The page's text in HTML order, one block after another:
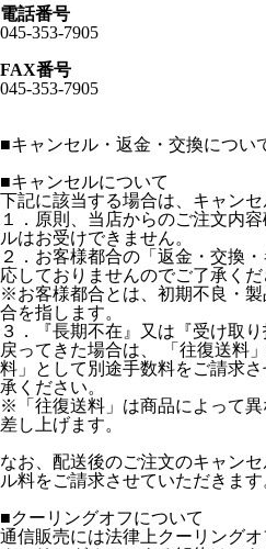
電話番号
045-353-7905
FAX番号
045-353-7905
■キャンセル・返金・交換につい
■キャンセルについて
下記に該当する場合は、キャン
１．原則、当店からのご注文内
ルはお受けできません。
２．お客様都合の「返金・交換
応しておりませんのでご了承くだ
※お客様都合とは、初期不良・
合を指します。
３．『長期不在』又は『受け取
戻ってきた場合は、 「往復送料
料」として別途手数料をご請求
承ください。
※「往復送料」は商品によって
差し上げます。
なお、配送後のご注文のキャン
ル料をご請求させていただきま
■クーリングオフについて
通信販売には法律上クーリングオ